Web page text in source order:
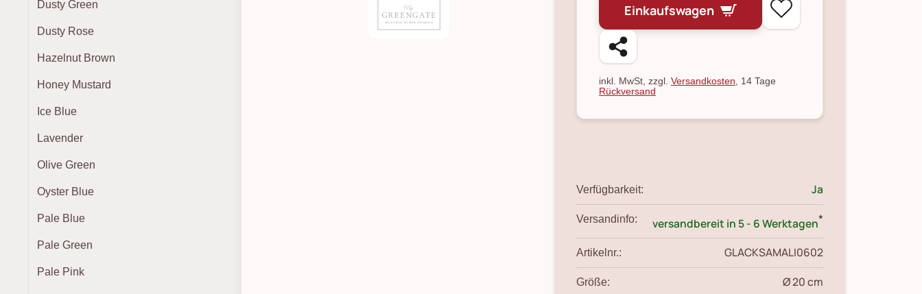
Dusty Green
Dusty Rose
Hazelnut Brown
Honey Mustard
Ice Blue
Lavender
Olive Green
Oyster Blue
Pale Blue
Pale Green
Pale Pink
Einkaufswagen
inkl. MwSt, zzgl. Versandkosten, 14 Tage
Rückversand
Verfügbarkeit: Ja
Versandinfo: versandbereit in 5 - 6 Werktagen*
Artikelnr.: GLACKSAMALI0602
Größe: Ø 20 cm